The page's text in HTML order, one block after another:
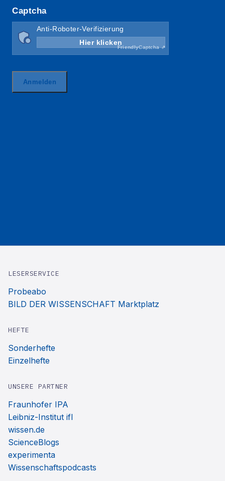
LESERSERVICE
Probeabo
BILD DER WISSENSCHAFT Marktplatz
HEFTE
Sonderhefte
Einzelhefte
UNSERE PARTNER
Fraunhofer IPA
Leibniz-Institut ifl
wissen.de
ScienceBlogs
experimenta
Wissenschaftspodcasts